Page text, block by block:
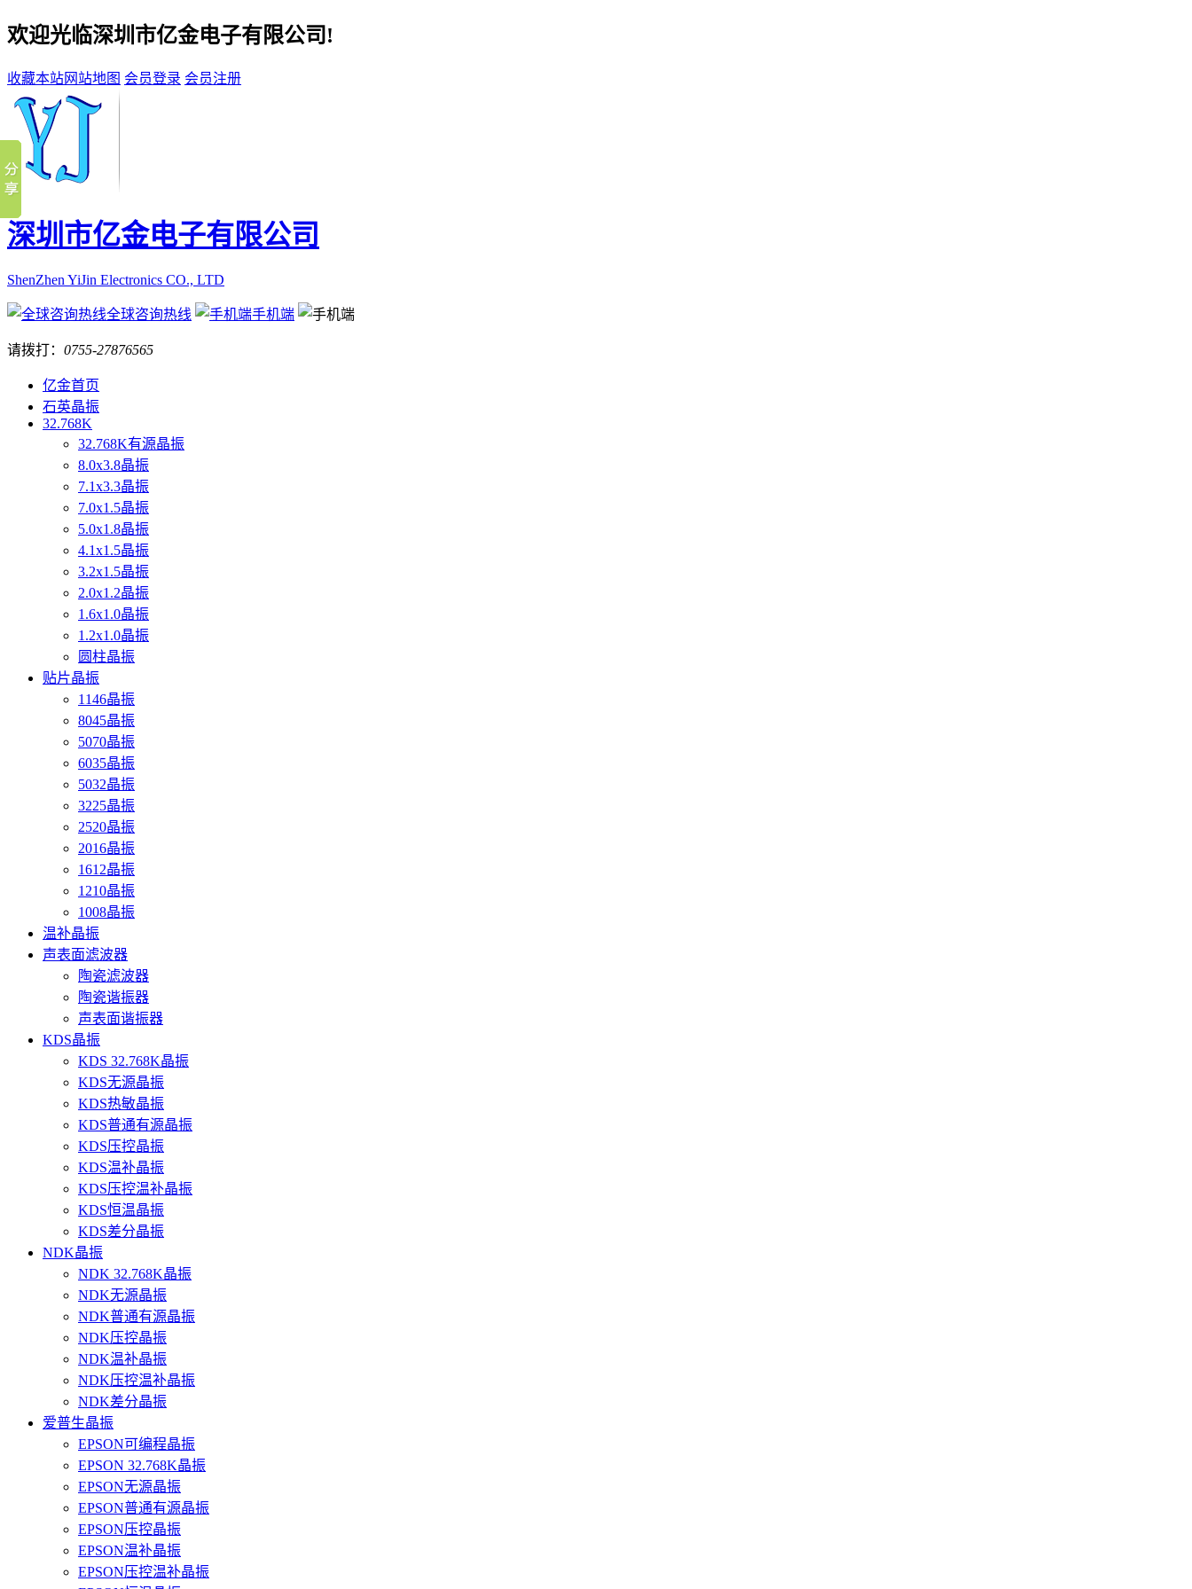
欢迎光临深圳市亿金电子有限公司!
收藏本站网站地图 会员登录 会员注册
深圳市亿金电子有限公司
ShenZhen YiJin Electronics CO., LTD
全球咨询热线 手机端
请拨打： 0755-27876565
亿金首页
石英晶振
32.768K
32.768K有源晶振
8.0x3.8晶振
7.1x3.3晶振
7.0x1.5晶振
5.0x1.8晶振
4.1x1.5晶振
3.2x1.5晶振
2.0x1.2晶振
1.6x1.0晶振
1.2x1.0晶振
圆柱晶振
贴片晶振
1146晶振
8045晶振
5070晶振
6035晶振
5032晶振
3225晶振
2520晶振
2016晶振
1612晶振
1210晶振
1008晶振
温补晶振
声表面滤波器
陶瓷滤波器
陶瓷谐振器
声表面谐振器
KDS晶振
KDS 32.768K晶振
KDS无源晶振
KDS热敏晶振
KDS普通有源晶振
KDS压控晶振
KDS温补晶振
KDS压控温补晶振
KDS恒温晶振
KDS差分晶振
NDK晶振
NDK 32.768K晶振
NDK无源晶振
NDK普通有源晶振
NDK压控晶振
NDK温补晶振
NDK压控温补晶振
NDK差分晶振
爱普生晶振
EPSON可编程晶振
EPSON 32.768K晶振
EPSON无源晶振
EPSON普通有源晶振
EPSON压控晶振
EPSON温补晶振
EPSON压控温补晶振